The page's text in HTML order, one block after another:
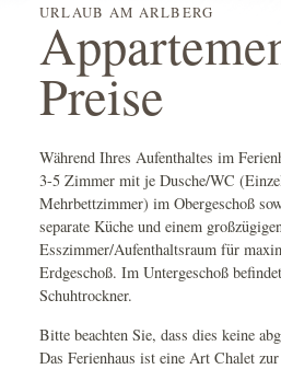
URLAUB AM ARLBERG
Preise
Während Ihres Aufenthaltes im
3-5 Zimmer mit je Dusche/WC
Mehrbettzimmer) im Obergeschoß
separate Küche und einem
Esszimmer/Aufenthaltsraum für
Erdgeschoß. Im Untergeschoß
Schuhtrockner.
Bitte beachten Sie, dass dies keine
Das Ferienhaus ist eine Art Chalet